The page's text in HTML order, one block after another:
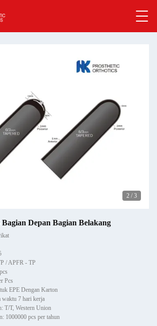
2 / 3
Depan Bagian Belakang
/ APFR - TP
Pcs
EPE Dengan Karton
waktu 7 hari kerja
T/T, Western Union
1000000 pcs per tahun